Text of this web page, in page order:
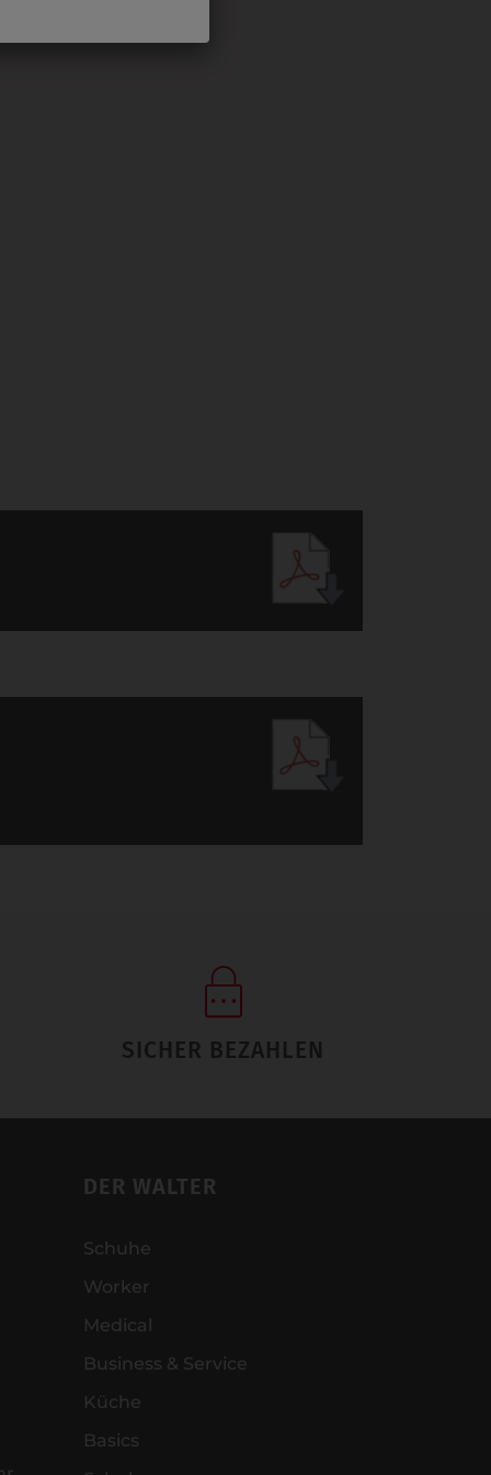
SICHER BEZAHLEN
DER WALTER
Schuhe
Worker
Medical
Business & Service
Küche
Basics